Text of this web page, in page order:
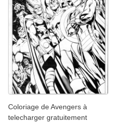
Coloriage de Avengers à
telecharger gratuitement